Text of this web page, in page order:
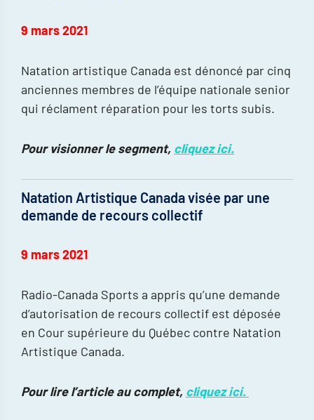
9 mars 2021
Natation artistique Canada est dénoncé par cinq
anciennes membres de l’équipe nationale senior
qui réclament réparation pour les torts subis.
Pour visionner le segment, cliquez ici.
Natation Artistique Canada visée par une
demande de recours collectif
9 mars 2021
Radio-Canada Sports a appris qu’une demande
d’autorisation de recours collectif est déposée
en Cour supérieure du Québec contre Natation
Artistique Canada.
Pour lire l’article au complet, cliquez ici.